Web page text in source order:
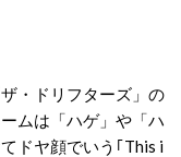
・ドリフターズ」の
ムは「ハゲ」や「ハ
ドヤ顔でいう｢This i